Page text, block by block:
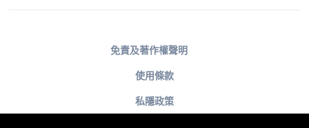
免責及著作權聲明
使用條款
私隱政策